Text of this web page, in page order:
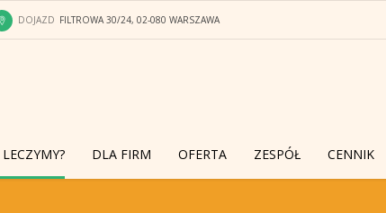
DOJAZD FILTROWA 30/24, 02-080 WARSZAWA
DLA FIRM OFERTA ZESPÓŁ CENNIK